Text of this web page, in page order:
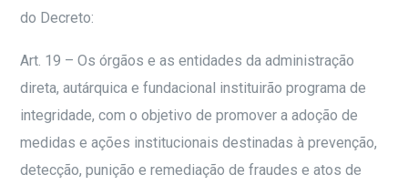
do Decreto:
Art. 19 – Os órgãos e as entidades da administração
direta, autárquica e fundacional instituirão programa de
integridade, com o objetivo de promover a adoção de
medidas e ações institucionais destinadas à prevenção,
detecção, punição e remediação de fraudes e atos de